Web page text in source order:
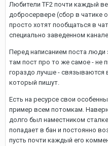
Любители TF2 почти каждый
добросервере (сбор в чатике
просто хотят пообщаться в
специально заведенном
Перед написанием поста люди
там пост про то же самое - не
гораздо лучше - связываются
который пишут.
Есть на ресурсе свои
пример всем потомкам.
долго был наместником
попадает в бан и постоянно
пусть почти каждый его